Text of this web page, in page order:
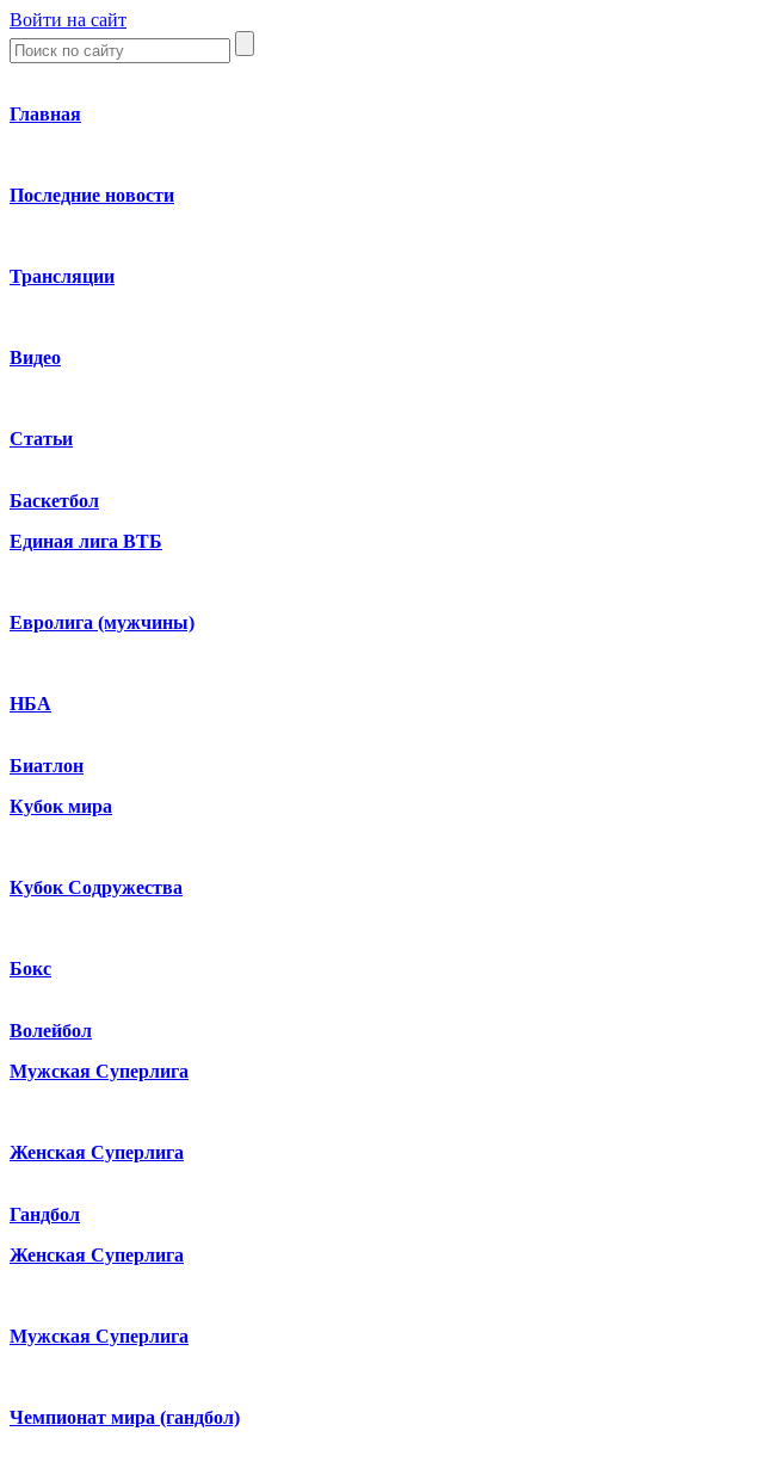
Войти на сайт
Главная
Последние новости
Трансляции
Видео
Статьи
Баскетбол
Единая лига ВТБ
Евролига (мужчины)
НБА
Биатлон
Кубок мира
Кубок Содружества
Бокс
Волейбол
Мужская Суперлига
Женская Суперлига
Гандбол
Женская Суперлига
Мужская Суперлига
Чемпионат мира (гандбол)